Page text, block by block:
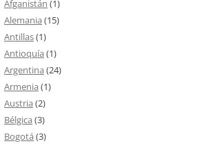
Afganistán (1)
Alemania (15)
Antillas(1)
Antioquía (1)
Argentina (24)
Armenia (1)
Austria (2)
Bélgica (3)
Bogotá (3)